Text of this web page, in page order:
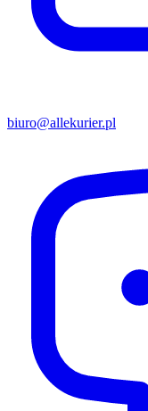
biuro@allekurier.pl